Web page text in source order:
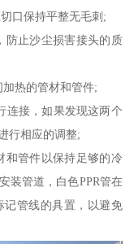
口保持平整无毛刺;
防止沙尘损害接头的质
热的管材和管件;
连接，如果发现这两个
行相应的调整;
和管件以保持足够的冷
装管道，白色PPR管在
记管线的具置，以避免